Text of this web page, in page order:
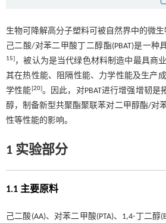
生物可降解高分子塑料可被自然界中的微生
己二酸/对苯二甲酸丁二醇酯(PBAT)是一
15] ，被认为是当代绿色材料制造中最具商
其在热性能、阻隔性能、力学性能及生产
学性能[20]。因此，对PBAT进行增强增韧
醇，制备新型共聚酯聚联苯对二甲醇酯/对
性等性能的影响。
1 实验部分
1.1 主要原料
己二酸(AA)、对苯二甲酸(PTA)、1,4-丁二醇